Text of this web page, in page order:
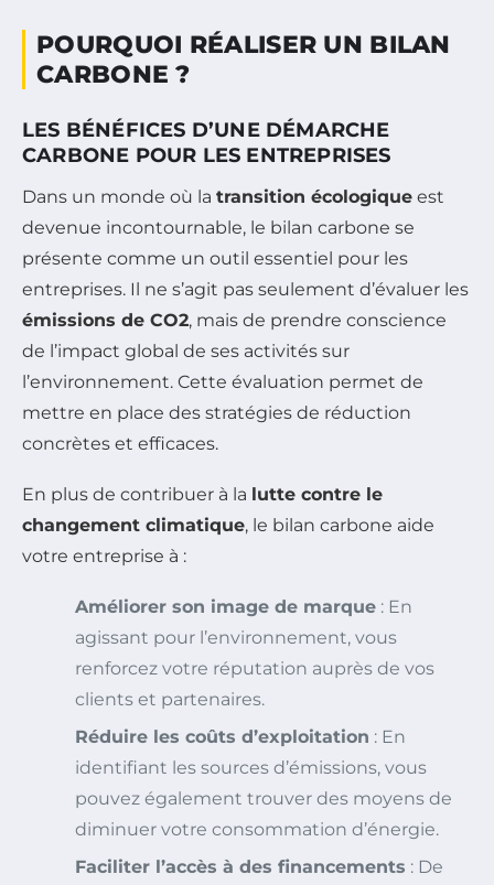
POURQUOI RÉALISER UN BILAN
CARBONE ?
LES BÉNÉFICES D’UNE DÉMARCHE
CARBONE POUR LES ENTREPRISES
Dans un monde où la transition écologique est
devenue incontournable, le bilan carbone se
présente comme un outil essentiel pour les
entreprises. Il ne s’agit pas seulement d’évaluer les
émissions de CO2, mais de prendre conscience
de l’impact global de ses activités sur
l’environnement. Cette évaluation permet de
mettre en place des stratégies de réduction
concrètes et efficaces.
En plus de contribuer à la lutte contre le
changement climatique, le bilan carbone aide
votre entreprise à :
Améliorer son image de marque : En
agissant pour l’environnement, vous
renforcez votre réputation auprès de vos
clients et partenaires.
Réduire les coûts d’exploitation : En
identifiant les sources d’émissions, vous
pouvez également trouver des moyens de
diminuer votre consommation d’énergie.
Faciliter l’accès à des financements : De